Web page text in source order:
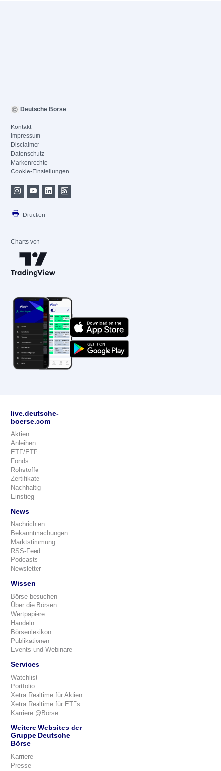
Deutsche Börse
Kontakt
Impressum
Disclaimer
Datenschutz
Markenrechte
Cookie-Einstellungen
Drucken
Charts von
live.deutsche-
boerse.com
Aktien
Anleihen
ETF/ETP
Fonds
Rohstoffe
Zertifikate
Nachhaltig
Einstieg
News
Nachrichten
Bekanntmachungen
Marktstimmung
RSS-Feed
Podcasts
Newsletter
Wissen
Börse besuchen
Über die Börsen
Wertpapiere
Handeln
Börsenlexikon
Publikationen
Events und Webinare
Services
Watchlist
Portfolio
Xetra Realtime für Aktien
Xetra Realtime für ETFs
Karriere @Börse
Weitere Websites der
Gruppe Deutsche
Börse
Karriere
Presse